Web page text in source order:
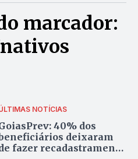
marcador:
NOTÍCIAS
40% dos
deixaram
fazer recadastramento